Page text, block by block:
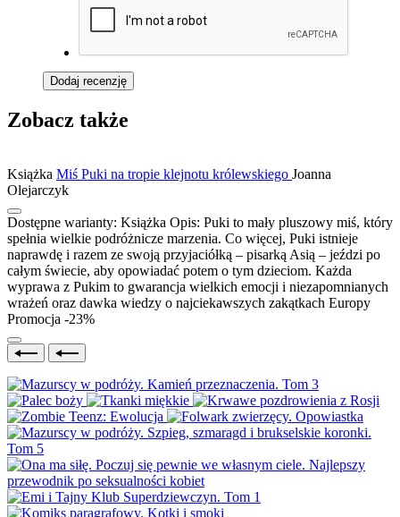
Dodaj recenzję
Zobacz także
Książka Miś Puki na tropie klejnotu królewskiego Joanna
Olejarczyk
Dostępne warianty: Książka Opis: Puki to mały pluszowy miś, który
spełnia wielkie podróżnicze marzenia. Co więcej, Puki istnieje
naprawdę i razem ze swoją przyjaciółką – pisarką Asią – jeździ po
całym świecie, aby opowiadać potem o tym dzieciom. Każda
wyprawa z Pukim to gwarancja wielkich emocji i niezapomnianych
wrażeń oraz dawka wiedzy o najciekawszych zakątkach Europy
Promocja -23%